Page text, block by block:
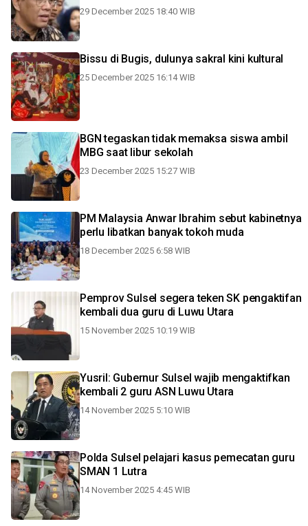
29 December 2025 18:40 WIB
Bissu di Bugis, dulunya sakral kini kultural
25 December 2025 16:14 WIB
BGN tegaskan tidak memaksa siswa ambil
MBG saat libur sekolah
23 December 2025 15:27 WIB
PM Malaysia Anwar Ibrahim sebut kabinetnya
perlu libatkan banyak tokoh muda
18 December 2025 6:58 WIB
Pemprov Sulsel segera teken SK pengaktifan
kembali dua guru di Luwu Utara
15 November 2025 10:19 WIB
Yusril: Gubernur Sulsel wajib mengaktifkan
kembali 2 guru ASN Luwu Utara
14 November 2025 5:10 WIB
Polda Sulsel pelajari kasus pemecatan guru
SMAN 1 Lutra
14 November 2025 4:45 WIB